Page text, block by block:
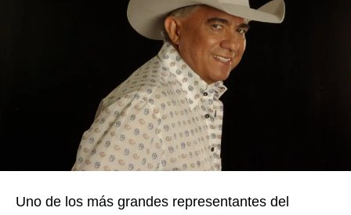
Uno de los más grandes representantes del